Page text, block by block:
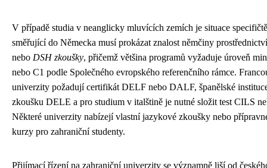
V případě studia v neanglicky mluvících zemích je situace
směřující do Německa musí prokázat znalost němčiny
nebo DSH zkoušky, přičemž většina programů vyžaduje úroveň
nebo C1 podle Společného evropského referenčního rámce.
univerzity požadují certifikát DELF nebo DALF, španělské
zkoušku DELE a pro studium v italštině je nutné složit test CILS
Některé univerzity nabízejí vlastní jazykové zkoušky nebo
kurzy pro zahraniční studenty.
Přijímací řízení na zahraniční univerzity se významně liší od